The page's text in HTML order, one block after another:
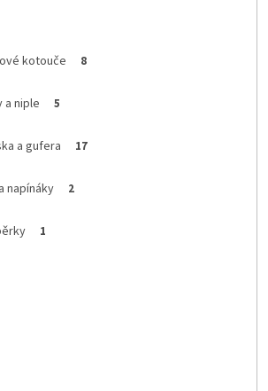
kotouče 8
a niple 5
a gufera 17
napínáky 2
1